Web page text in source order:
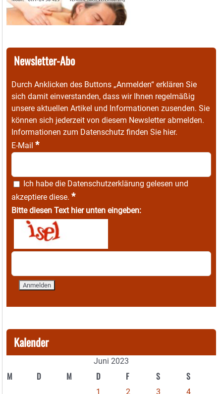
Newsletter-Abo
Durch Anklicken des Buttons „Anmelden“ erklären Sie
sich damit einverstanden, dass wir Ihnen regelmäßig
unsere aktuellen Artikel und Informationen zusenden. Sie
können sich jederzeit von diesem Newsletter abmelden.
Informationen zum Datenschutz finden Sie hier.
E-Mail *
Ich habe die Datenschutzerklärung gelesen und
akzeptiere diese. *
Bitte diesen Text hier unten eingeben:
Kalender
Juni 2023
M D M D F S S
1 2 3
4